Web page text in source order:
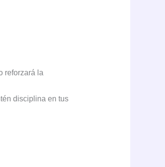
reforzará la
disciplina en tus